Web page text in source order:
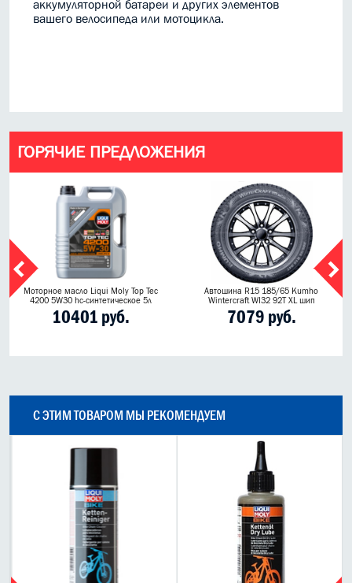
аккумуляторной батареи и других элементов
вашего велосипеда или мотоцикла.
ГОРЯЧИЕ ПРЕДЛОЖЕНИЯ
Моторное масло Liqui Moly Top Tec
4200 5W30 hc-синтетическое 5л
10401 руб.
Автошина R15 185/65 Kumho
Wintercraft WI32 92T XL шип
7079 руб.
С ЭТИМ ТОВАРОМ МЫ РЕКОМЕНДУЕМ